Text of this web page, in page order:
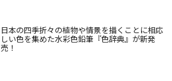
日本の四季折々の植物や情景を描くことに相応
しい色を集めた水彩色鉛筆『色辞典』が新発
売！